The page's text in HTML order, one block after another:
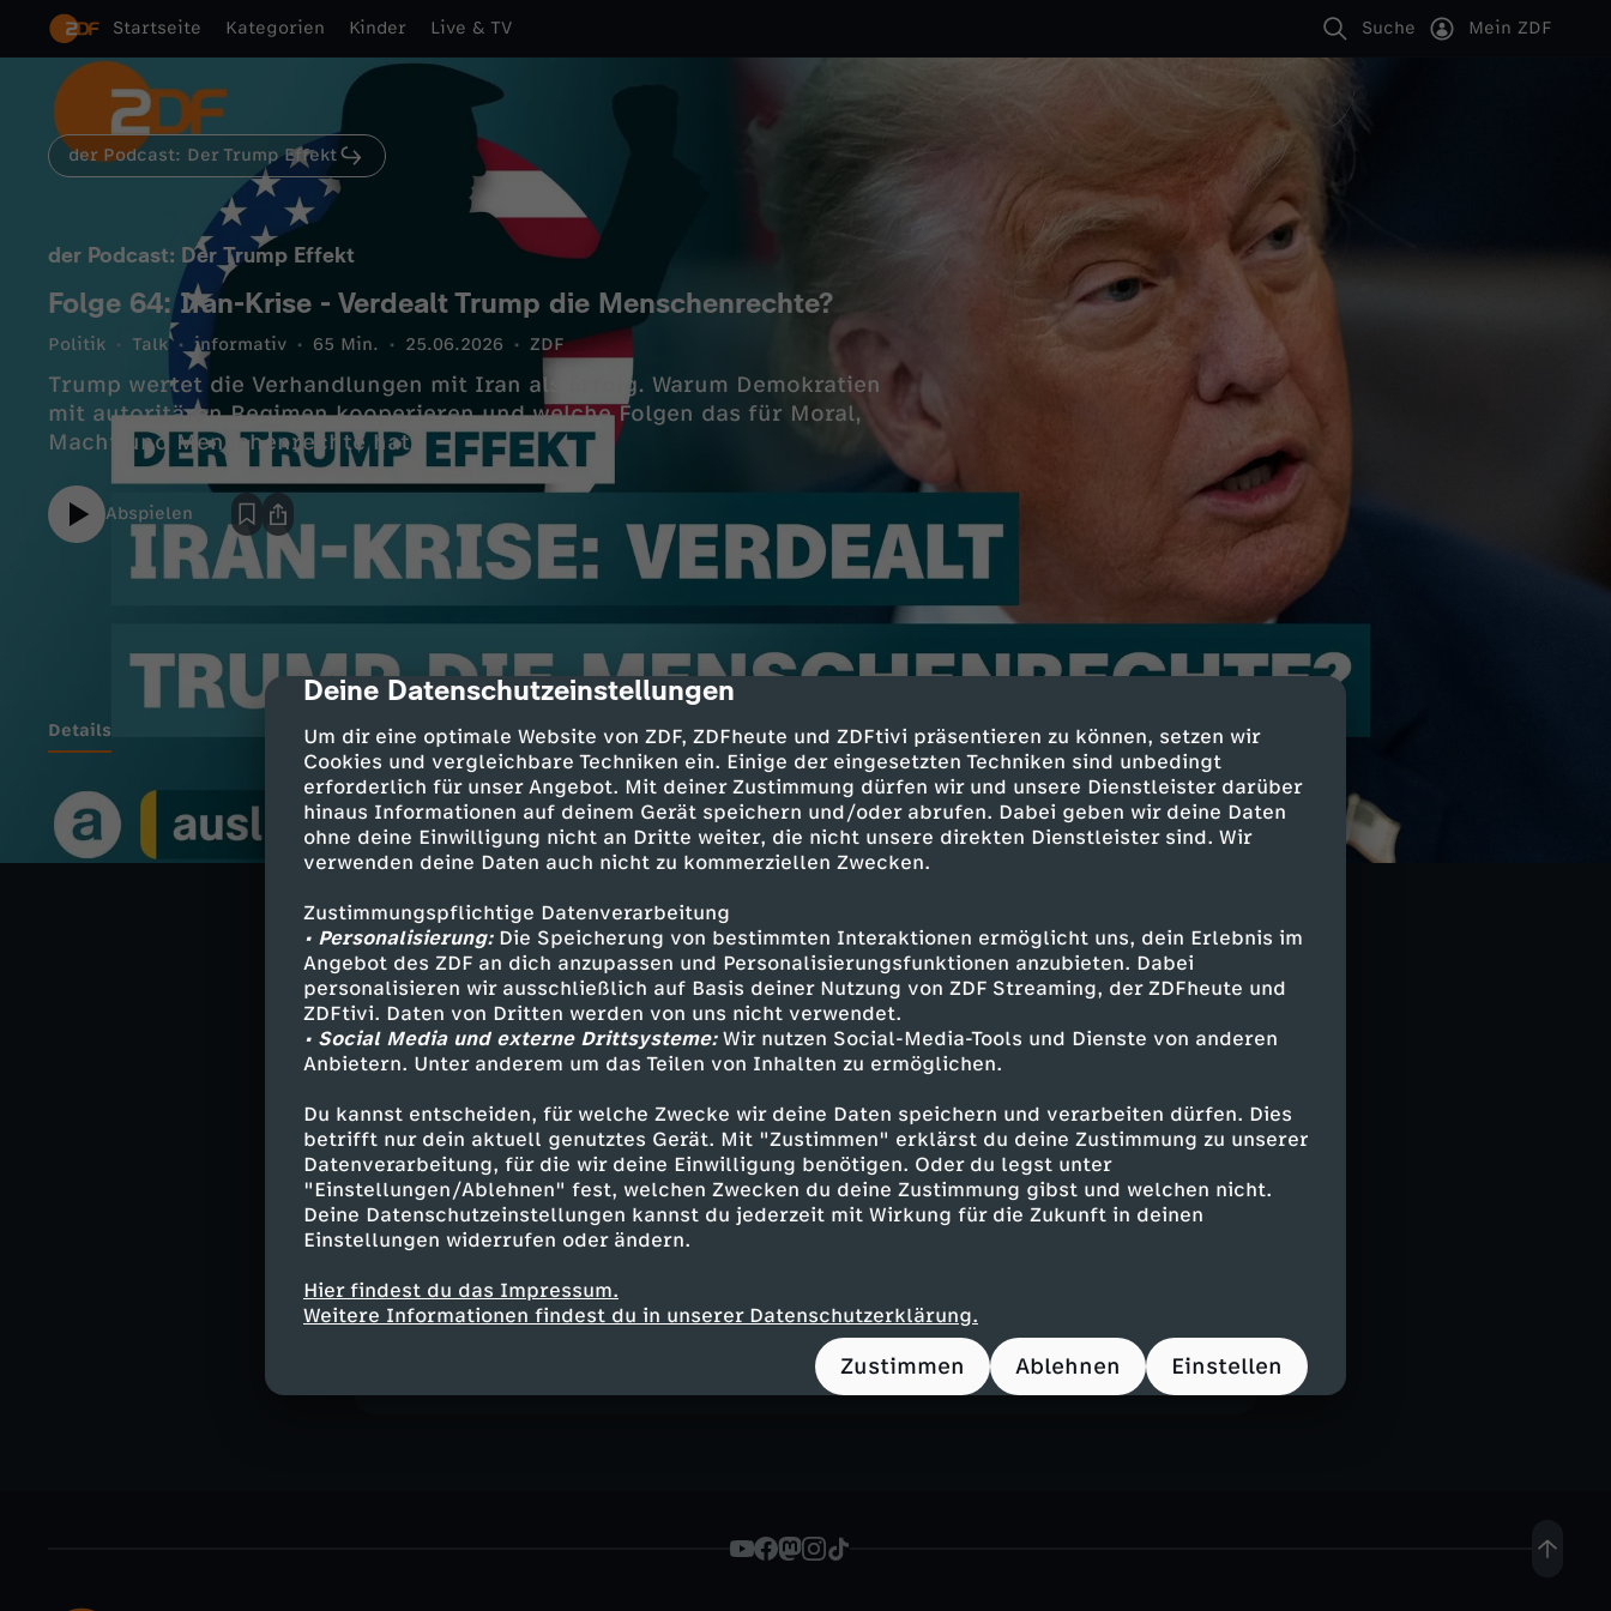
cmp-dialog-description
Deine Datenschutzeinstellungen
Um dir eine optimale Website von ZDF, ZDFheute und ZDFtivi präsentieren zu können, setzen wir
Cookies und vergleichbare Techniken ein. Einige der eingesetzten Techniken sind unbedingt
erforderlich für unser Angebot. Mit deiner Zustimmung dürfen wir und unsere Dienstleister darüber
hinaus Informationen auf deinem Gerät speichern und/oder abrufen. Dabei geben wir deine Daten
ohne deine Einwilligung nicht an Dritte weiter, die nicht unsere direkten Dienstleister sind. Wir
verwenden deine Daten auch nicht zu kommerziellen Zwecken.
Zustimmungspflichtige Datenverarbeitung
• Personalisierung:Die Speicherung von bestimmten Interaktionen ermöglicht uns, dein Erlebnis im
Angebot des ZDF an dich anzupassen und Personalisierungsfunktionen anzubieten. Dabei
personalisieren wir ausschließlich auf Basis deiner Nutzung von ZDF Streaming, der ZDFheute und
ZDFtivi. Daten von Dritten werden von uns nicht verwendet.
• Social Media und externe Drittsysteme:Wir nutzen Social-Media-Tools und Dienste von anderen
Anbietern. Unter anderem um das Teilen von Inhalten zu ermöglichen.
Du kannst entscheiden, für welche Zwecke wir deine Daten speichern und verarbeiten dürfen. Dies
betrifft nur dein aktuell genutztes Gerät. Mit "Zustimmen" erklärst du deine Zustimmung zu unserer
Datenverarbeitung, für die wir deine Einwilligung benötigen. Oder du legst unter
"Einstellungen/Ablehnen" fest, welchen Zwecken du deine Zustimmung gibst und welchen nicht.
Deine Datenschutzeinstellungen kannst du jederzeit mit Wirkung für die Zukunft in deinen
Einstellungen widerrufen oder ändern.
Hier findest du das Impressum.
Weitere Informationen findest du in unserer Datenschutzerklärung.
Zustimmen Ablehnen Einstellen
Startseite Kategorien Kinder Live & TV Suche Mein ZDF
der Podcast: Der Trump Effekt
der Podcast: Der Trump Effekt
Folge 64: Iran-Krise - Verdealt Trump die Menschenrechte?
Politik Talk informativ 65 Min. 25.06.2026 ZDF
Trump wertet die Verhandlungen mit Iran als Erfolg. Warum Demokratien
mit autoritären Regimen kooperieren und welche Folgen das für Moral,
Macht und Menschenrechte hat.
Abspielen
Details
auslandsjournal – der Podcast: "Der Trump-Effekt". ZDF-
Sonderkorrespondentin Katrin Eigendorf, Brüssel-Korrespondent Ulf Röller
und Washington-Studioleiter Elmar Theveßen analysieren jede Woche die von
der Trump-Präsidentschaft ausgelösten tiefgreifenden, globalen
Veränderungen. Es geht um Macht, Erpressung, militärische und
wirtschaftliche Druckmittel und Narzissmus als Regierungsstil.
Die Hosts ordnen die wichtigsten Entwicklungen ein und erklären komplexe
Zusammenhänge. Ein (Video)-Podcast für alle, die verstehen wollen, warum die
Welt seit Trump nicht mehr dieselbe ist – und was als Nächstes kommen
könnte.
Politik Talk informativ
der Podcast: Der Trump Effekt